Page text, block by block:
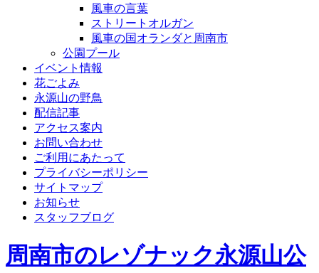
風車の言葉
ストリートオルガン
風車の国オランダと周南市
公園プール
イベント情報
花ごよみ
永源山の野鳥
配信記事
アクセス案内
お問い合わせ
ご利用にあたって
プライバシーポリシー
サイトマップ
お知らせ
スタッフブログ
周南市のレゾナック永源山公